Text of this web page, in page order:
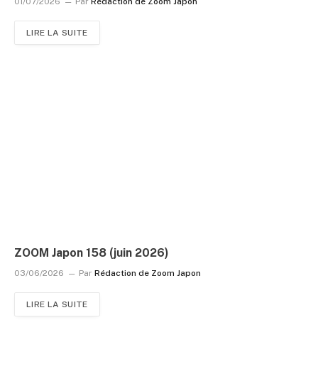
LIRE LA SUITE
ZOOM Japon 158 (juin 2026)
03/06/2026 Par Rédaction de Zoom Japon
LIRE LA SUITE